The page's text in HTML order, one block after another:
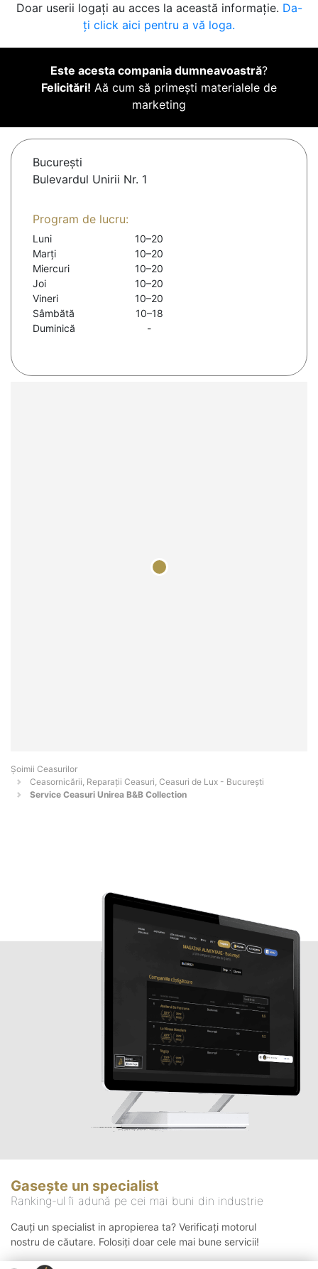
Doar userii logați au acces la această informație. Da-
ți click aici pentru a vă loga.
Este acesta compania dumneavoastră?
Felicitări! Aă cum să primești materialele de
marketing
Bucureşti
Bulevardul Unirii Nr. 1
Program de lucru:
Luni
10–20
Marți
10–20
Miercuri
10–20
Joi
10–20
Vineri
10–20
Sâmbătă
10–18
Duminică
-
Șoimii Ceasurilor
Ceasornicării, Reparații Ceasuri, Ceasuri de Lux - Bucureşti
Service Ceasuri Unirea B&B Collection
Gasește un specialist
Ranking-ul îi adună pe cei mai buni din industrie
Cauți un specialist in apropierea ta? Verificați motorul
nostru de căutare. Folosiți doar cele mai bune servicii!